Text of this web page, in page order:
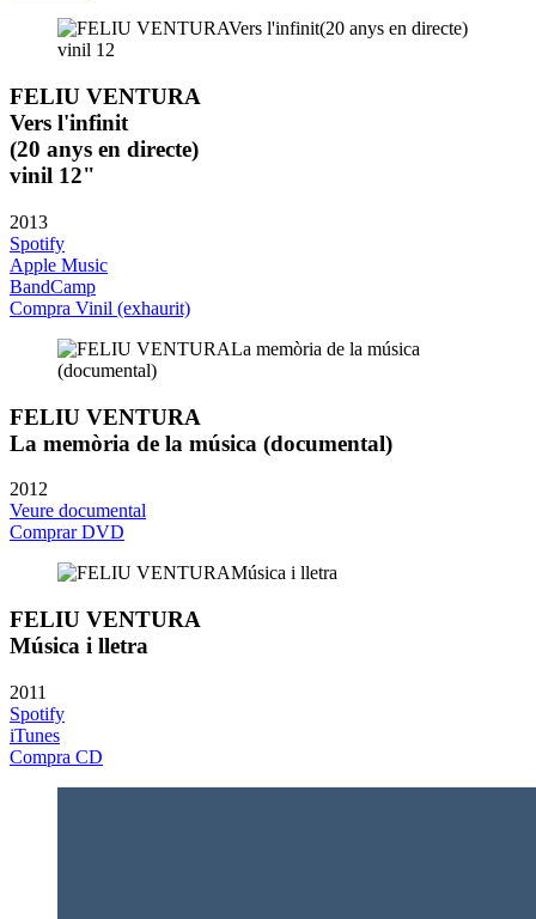
FELIU VENTURA
Vers l'infinit
(20 anys en directe)
vinil 12"
2013
Spotify
Apple Music
BandCamp
Compra Vinil (exhaurit)
FELIU VENTURA
La memòria de la música (documental)
2012
Veure documental
Comprar DVD
FELIU VENTURA
Música i lletra
2011
Spotify
iTunes
Compra CD